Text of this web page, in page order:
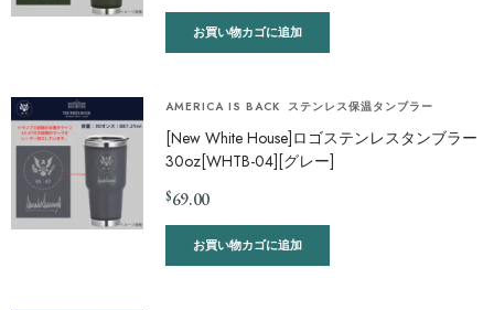
お買い物カゴに追加
AMERICA IS BACK ステンレス保温タンブラー
[New White House]ロゴステンレスタンブラー
30oz[WHTB-04][グレー]
$69.00
お買い物カゴに追加